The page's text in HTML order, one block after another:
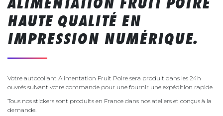
HAUTE QUALITÉ EN
IMPRESSION NUMÉRIQUE.
Votre autocollant Alimentation Fruit Poire sera produit dans les 24h
ouvrés suivant votre commande pour une fournir une expédition rapide.
Tous nos stickers sont produits en France dans nos ateliers et conçus à la
demande.